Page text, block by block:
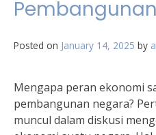
Posted on January 14, 2025 by
Mengapa peran ekonomi
pembangunan negara?
muncul dalam diskusi